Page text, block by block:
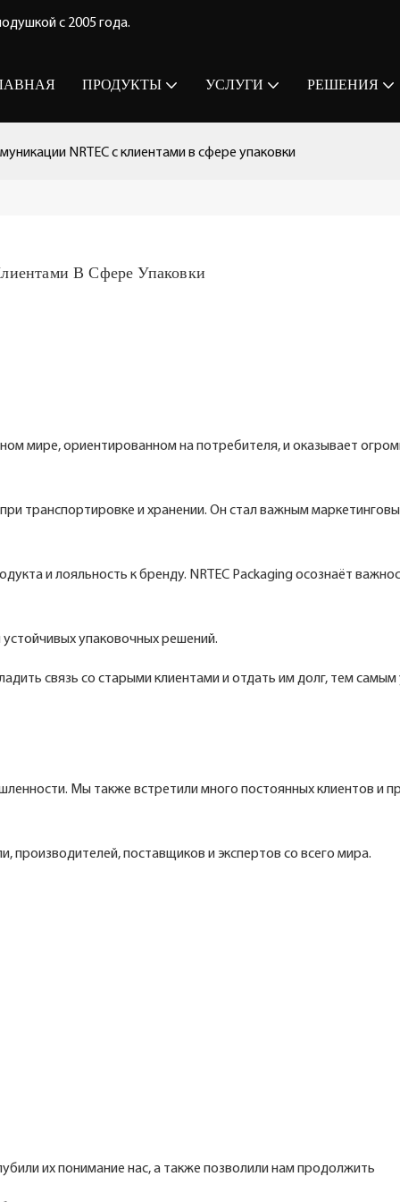
с 2005 года.
ПРОДУКТЫ УСЛУГИ РЕШЕНИЯ
NRTEC с клиентами в сфере упаковки
В Сфере Упаковки
мире, ориентированном на потребителя, и оказывает
транспортировке и хранении. Он стал важным
и лояльность к бренду. NRTEC Packaging осознаёт
упаковочных решений.
связь со старыми клиентами и отдать им долг, тем самым
Мы также встретили много постоянных клиентов и
производителей, поставщиков и экспертов со всего мира.
их понимание нас, а также позволили нам продолжить